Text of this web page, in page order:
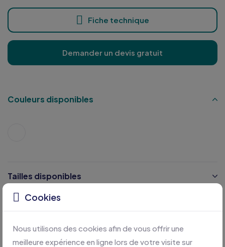
Fiche technique
Demander un devis gratuit
Couleurs disponibles
Tailles disponibles
Caractéristiques
Certifications
Cookies
Nous utilisons des cookies afin de vous offrir une
meilleure expérience en ligne lors de votre visite sur